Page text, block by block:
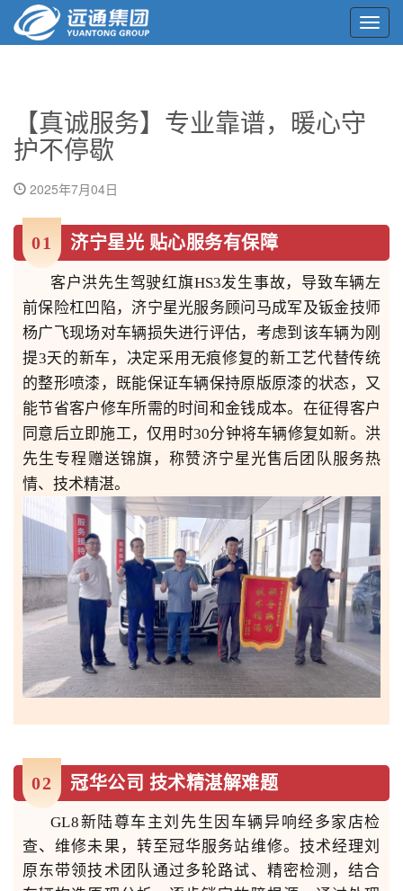
【真诚服务】专业靠谱，暖心守
护不停歇
2025年7月04日
01 济宁星光 贴心服务有保障
客户洪先生驾驶红旗HS3发生事故，导致车辆左
前保险杠凹陷，济宁星光服务顾问马成军及钣金技师
杨广飞现场对车辆损失进行评估，考虑到该车辆为刚
提3天的新车，决定采用无痕修复的新工艺代替传统
的整形喷漆，既能保证车辆保持原版原漆的状态，又
能节省客户修车所需的时间和金钱成本。在征得客户
同意后立即施工，仅用时30分钟将车辆修复如新。洪
先生专程赠送锦旗，称赞济宁星光售后团队服务热
情、技术精湛。
02 冠华公司 技术精湛解难题
GL8新陆尊车主刘先生因车辆异响经多家店检
查、维修未果，转至冠华服务站维修。技术经理刘
原东带领技术团队通过多轮路试、精密检测，结合